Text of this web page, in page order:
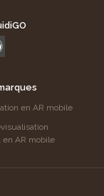
en AR mobile
en AR mobile